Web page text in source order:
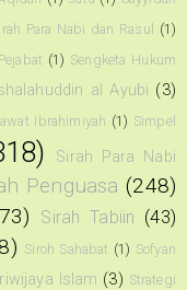
Para Nabi dan Rasul
(1)
(1) Sengketa Hukum
al Ayubi (3)
Ibrahimiyah (1) Simpel
Sirah Para Nabi
Penguasa (248)
Sirah Tabiin (43)
Siroh Sahabat (1) Sofyan
Islam (3) Strategi